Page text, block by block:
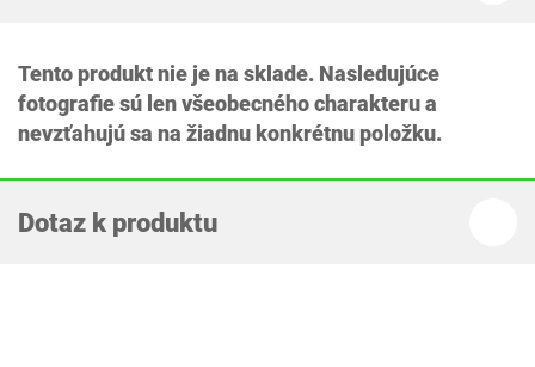
Tento produkt nie je na sklade. Nasledujúce
fotografie sú len všeobecného charakteru a
nevzťahujú sa na žiadnu konkrétnu položku.
Dotaz k produktu